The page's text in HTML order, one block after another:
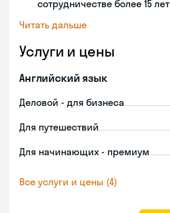
сотрудничестве более 15 лет
Читать дальше
Услуги и цены
Английский язык
Деловой - для бизнеса
Для путешествий
Для начинающих - премиум
Все услуги и цены (4)